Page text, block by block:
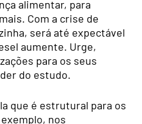
alimentar, para
Com a crise de
será até expectável
aumente. Urge,
para os seus
do estudo.
que é estrutural para os
nos